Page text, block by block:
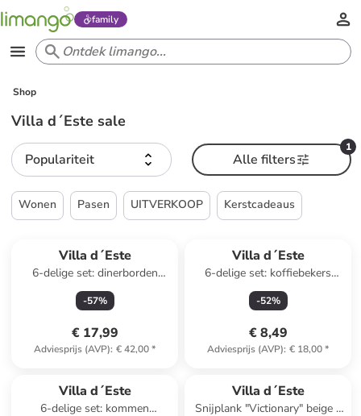
family
Shop
Villa d´Este sale
Populariteit
1
Alle filters
Wonen Pasen UITVERKOOP Kerstcadeaus
Villa d´Este
6-delige set: dinerborden
"Baita" wit/lichtblauw - Ø 27
cm
-57%
€ 17,99
Adviesprijs (AVP): € 42,00*
Villa d´Este
6-delige set: koffiebekers
"Confusion" blauw - 90 ml
-52%
€ 8,49
Adviesprijs (AVP): € 18,00*
Villa d´Este
6-delige set: kommen
Villa d´Este
Snijplank "Victionary" beige -